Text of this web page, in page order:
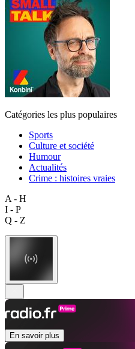
Catégories les plus populaires
Sports
Culture et société
Humour
Actualités
Crime : histoires vraies
A - H
I - P
Q - Z
En savoir plus